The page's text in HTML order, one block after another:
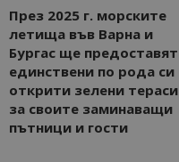
През 2025 г. морските
летища във Варна и
Бургас ще предоставят
единствени по рода си
открити зелени тераси
за своите заминаващи
пътници и гости